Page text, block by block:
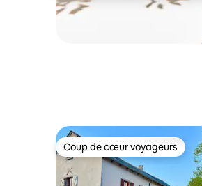
Coup de cœur voyageurs
Coup de cœur voyageurs